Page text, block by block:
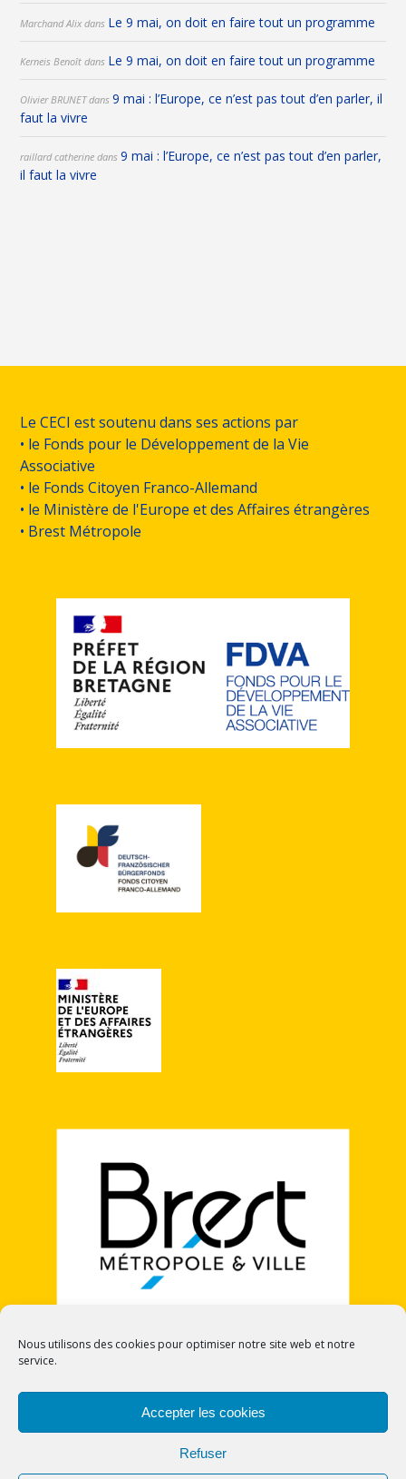
Nous utilisons des cookies pour optimiser notre site web et notre
service.
Accepter les cookies
Refuser
Marchand Alix dans Le 9 mai, on doit en faire tout un programme
Kerneis Benoît dans Le 9 mai, on doit en faire tout un programme
Olivier BRUNETdans9 mai : l’Europe, ce n’est pas tout d’en parler, il
faut la vivre
raillard catherine dans9 mai : l’Europe, ce n’est pas tout d’en parler,
il faut la vivre
Le CECI est soutenu dans ses actions par
• le Fonds pour le Développement de la Vie
Associative
• le Fonds Citoyen Franco-Allemand
• le Ministère de l'Europe et des Affaires étrangères
• Brest Métropole
POLITIQUE DE COOKIES (UE)